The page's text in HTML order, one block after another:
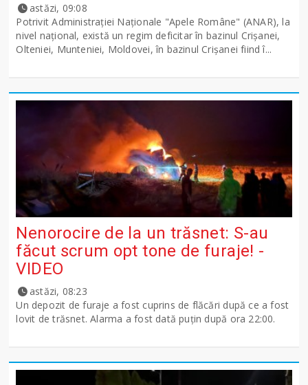
astăzi, 09:08
Potrivit Administraţiei Naţionale "Apele Române" (ANAR), la
nivel naţional, există un regim deficitar în bazinul Crişanei,
Olteniei, Munteniei, Moldovei, în bazinul Crişanei fiind î...
Nenorocire de la un trăsnet: S-au
făcut scrum opt tone de furaje! -
VIDEO
astăzi, 08:23
Un depozit de furaje a fost cuprins de flăcări după ce a fost
lovit de trăsnet. Alarma a fost dată puțin după ora 22:00.